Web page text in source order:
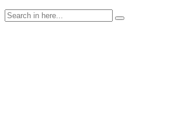
Search
for: